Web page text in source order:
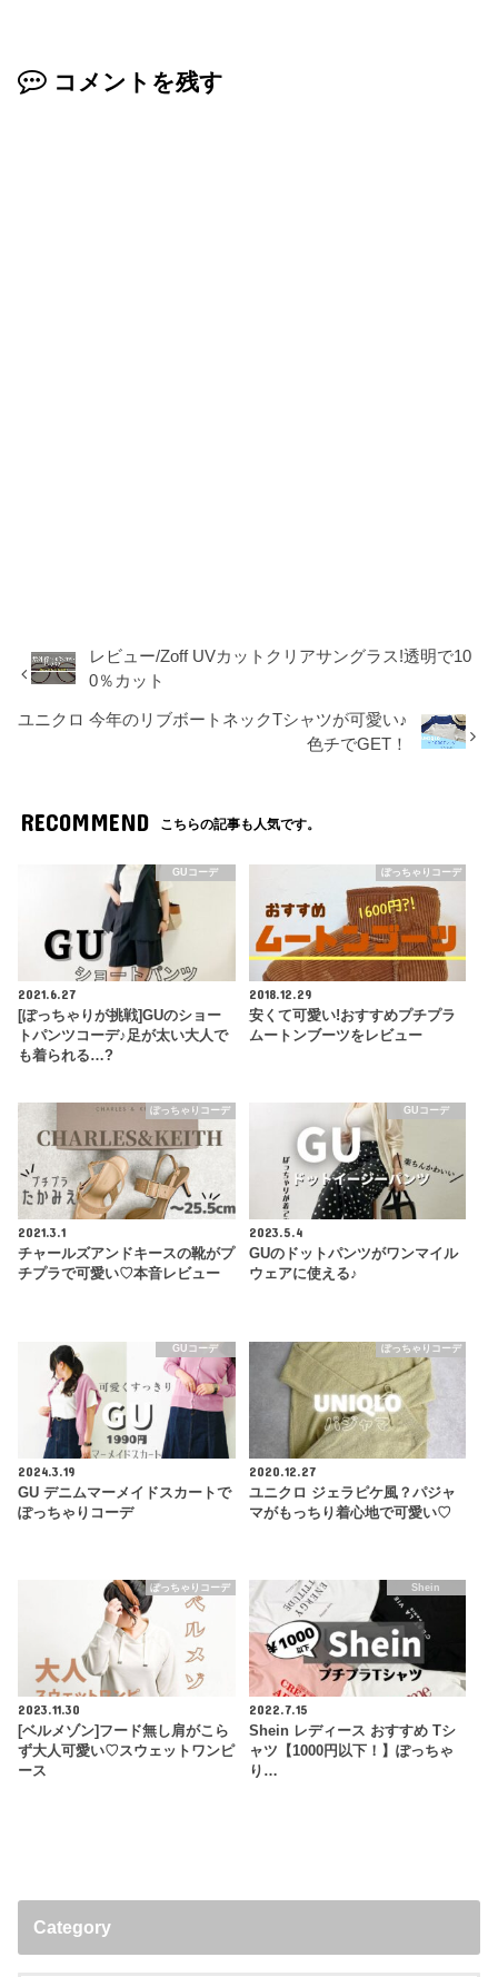
コメントを残す
レビュー/Zoff UVカットクリアサングラス!透明で10
0％カット
ユニクロ 今年のリブボートネックTシャツが可愛い♪
色チでGET！
RECOMMEND こちらの記事も人気です。
GUコーデ
2021.6.27
[ぽっちゃりが挑戦]GUのショー
トパンツコーデ♪足が太い大人で
も着られる…?
ぽっちゃりコーデ
2018.12.29
安くて可愛い!おすすめプチプラ
ムートンブーツをレビュー
ぽっちゃりコーデ
2021.3.1
チャールズアンドキースの靴がプ
チプラで可愛い♡本音レビュー
GUコーデ
2023.5.4
GUのドットパンツがワンマイル
ウェアに使える♪
GUコーデ
2024.3.19
GU デニムマーメイドスカートで
ぽっちゃりコーデ
ぽっちゃりコーデ
2020.12.27
ユニクロ ジェラピケ風？パジャ
マがもっちり着心地で可愛い♡
ぽっちゃりコーデ
2023.11.30
[ベルメゾン]フード無し肩がこら
ず大人可愛い♡スウェットワンピ
ース
Shein
2022.7.15
Shein レディース おすすめ Tシ
ャツ【1000円以下！】ぽっちゃ
り…
Category